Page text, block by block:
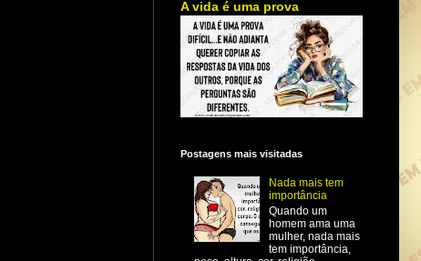
A vida é uma prova
Postagens mais visitadas
Nada mais tem
importância
Quando um
homem ama uma
mulher, nada mais
tem importância,